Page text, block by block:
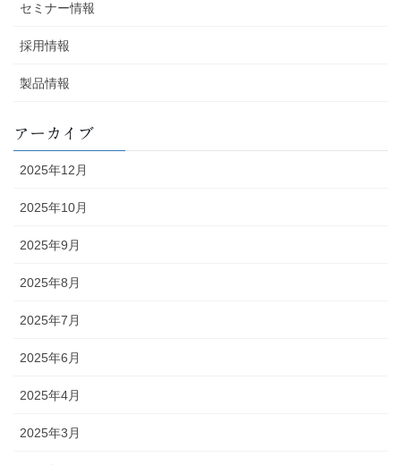
セミナー情報
採用情報
製品情報
アーカイブ
2025年12月
2025年10月
2025年9月
2025年8月
2025年7月
2025年6月
2025年4月
2025年3月